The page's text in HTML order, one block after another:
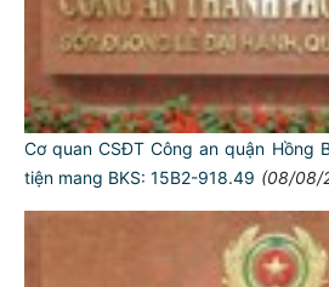
Cơ quan CSĐT Công an quận Hồng
tiện mang BKS: 15B2-918.49 (08/08/